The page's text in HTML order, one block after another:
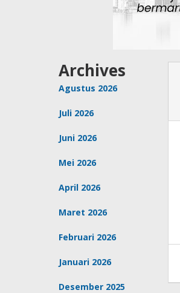
Archives
Agustus 2026
Juli 2026
Juni 2026
Mei 2026
April 2026
Maret 2026
Februari 2026
Januari 2026
Desember 2025